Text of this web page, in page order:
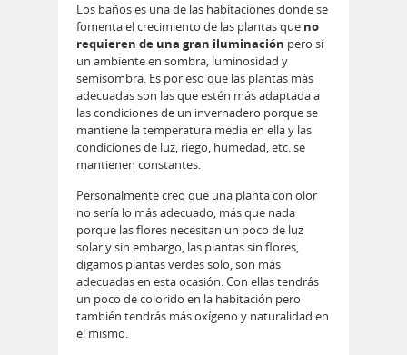
Los baños es una de las habitaciones donde se
fomenta el crecimiento de las plantas que no
requieren de una gran iluminación pero sí
un ambiente en sombra, luminosidad y
semisombra. Es por eso que las plantas más
adecuadas son las que estén más adaptada a
las condiciones de un invernadero porque se
mantiene la temperatura media en ella y las
condiciones de luz, riego, humedad, etc. se
mantienen constantes.
Personalmente creo que una planta con olor
no sería lo más adecuado, más que nada
porque las flores necesitan un poco de luz
solar y sin embargo, las plantas sin flores,
digamos plantas verdes solo, son más
adecuadas en esta ocasión. Con ellas tendrás
un poco de colorido en la habitación pero
también tendrás más oxígeno y naturalidad en
el mismo.